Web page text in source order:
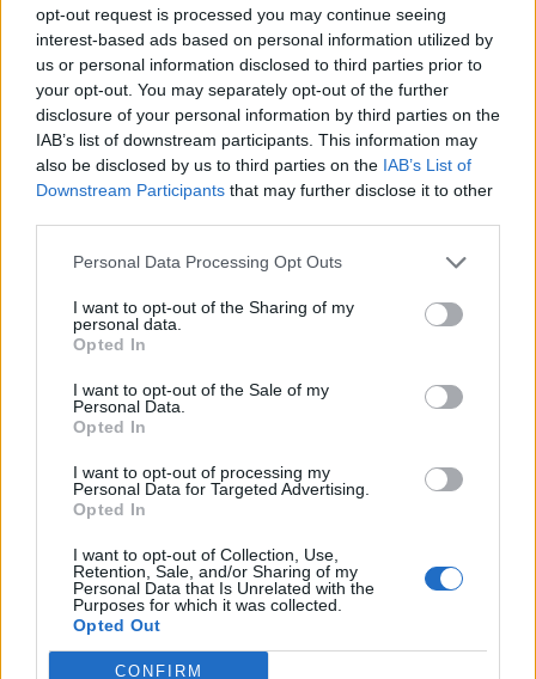
opt-out request is processed you may continue seeing
interest-based ads based on personal information utilized by
us or personal information disclosed to third parties prior to
your opt-out. You may separately opt-out of the further
disclosure of your personal information by third parties on the
IAB’s list of downstream participants. This information may
also be disclosed by us to third parties on the IAB’s List of
Downstream Participants that may further disclose it to other
Personal Data Processing Opt Outs
I want to opt-out of the Sharing of my
personal data.
Opted In
I want to opt-out of the Sale of my
Personal Data.
Opted In
I want to opt-out of processing my
Personal Data for Targeted Advertising.
Opted In
I want to opt-out of Collection, Use,
Retention, Sale, and/or Sharing of my
Personal Data that Is Unrelated with the
Purposes for which it was collected.
Opted Out
CONFIRM
AFFICHER LA CARTE
Mots-clés : Montpellier
sortie Montpellier
À LIRE AUSSI...